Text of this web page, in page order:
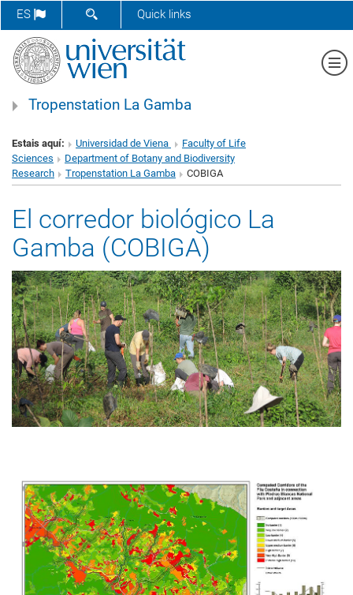
ES SHOW SEARCH FORM
Quick links
Tropenstation La Gamba
Estais aquí: Universidad de Viena
Faculty of Life
Sciences
Department of Botany and Biodiversity
Research
Tropenstation La Gamba COBIGA
El corredor biológico La
Gamba (COBIGA)